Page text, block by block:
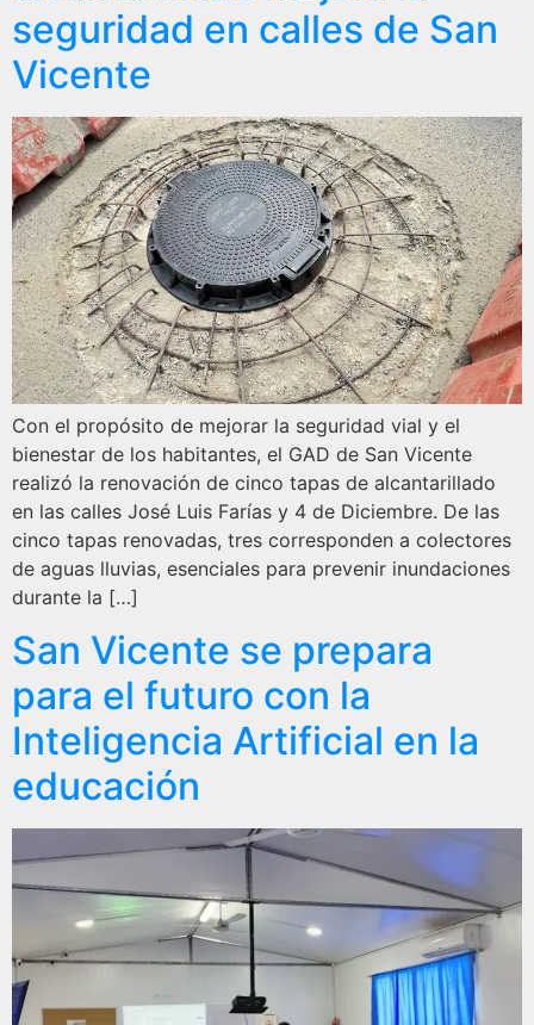
seguridad en calles de San
Vicente
Con el propósito de mejorar la seguridad vial y el
bienestar de los habitantes, el GAD de San Vicente
realizó la renovación de cinco tapas de alcantarillado
en las calles José Luis Farías y 4 de Diciembre. De las
cinco tapas renovadas, tres corresponden a colectores
de aguas lluvias, esenciales para prevenir inundaciones
durante la […]
San Vicente se prepara
para el futuro con la
Inteligencia Artificial en la
educación